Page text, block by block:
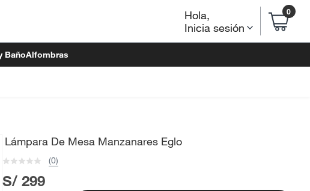
Hola,
Inicia sesión
0
BañoAlfombras
Lámpara De Mesa Manzanares Eglo
(0)
S/ 299